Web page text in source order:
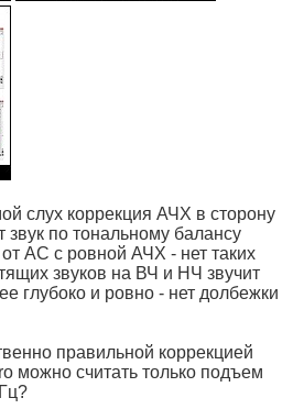
слух коррекция АЧХ в сторону
по тональному балансу
АС с ровной АЧХ - нет таких
звуков на ВЧ и НЧ звучит
глубоко и ровно - нет долбежки
правильной коррекцией
можно считать только подъем